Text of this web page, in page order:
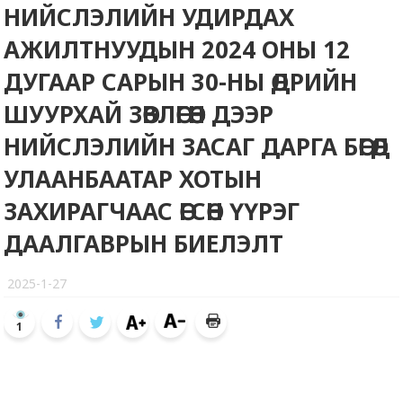
НИЙСЛЭЛИЙН УДИРДАХ
АЖИЛТНУУДЫН 2024 ОНЫ 12
ДУГААР САРЫН 30-НЫ ӨДРИЙН
ШУУРХАЙ ЗӨВЛӨГӨӨН ДЭЭР
НИЙСЛЭЛИЙН ЗАСАГ ДАРГА БӨГӨӨД
УЛААНБААТАР ХОТЫН
ЗАХИРАГЧААС ӨГСӨН ҮҮРЭГ
ДААЛГАВРЫН БИЕЛЭЛТ
2025-1-27
1